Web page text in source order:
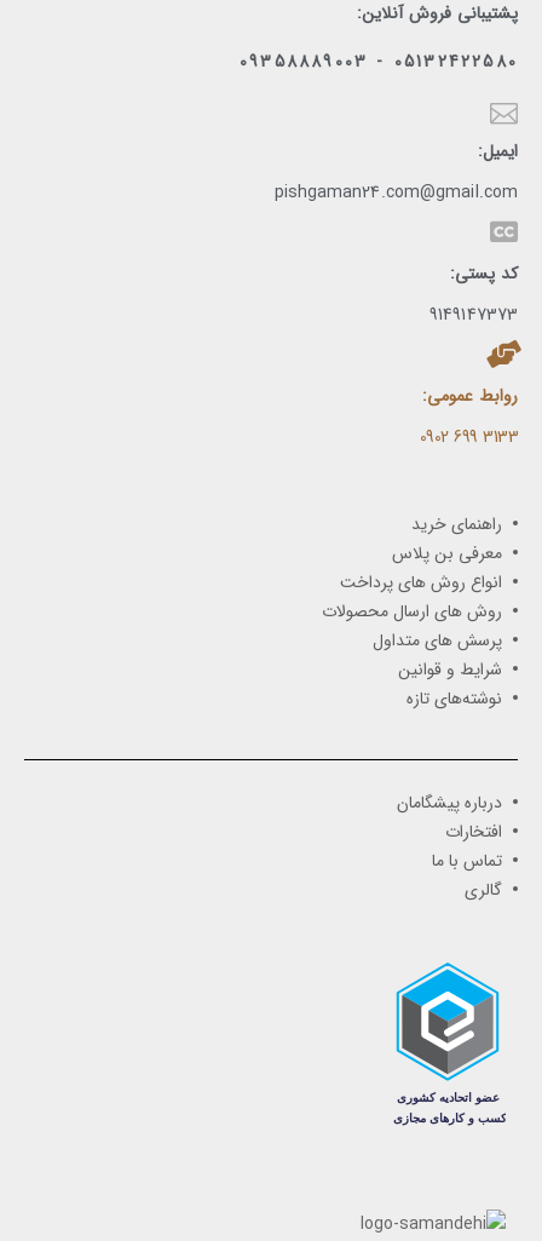
پشتیبانی فروش آنلاین:
05132422580 - 09358889003
ایمیل:
pishgaman24.com@gmail.com
کد پستی:
9149147373
روابط عمومی:
3133 699 0902​
راهنمای خرید
معرفی بن پلاس
انواع روش های پرداخت
روش های ارسال محصولات
پرسش های متداول
شرایط و قوانین
نوشته‌های تازه
درباره پیشگامان
افتخارات
تماس با ما
گالری